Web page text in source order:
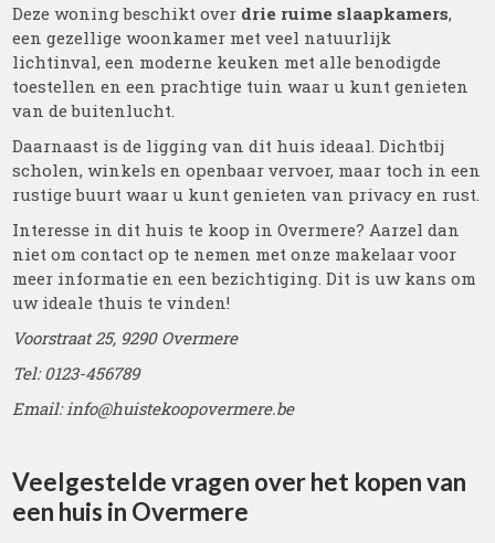
Deze woning beschikt over drie ruime slaapkamers,
een gezellige woonkamer met veel natuurlijk
lichtinval, een moderne keuken met alle benodigde
toestellen en een prachtige tuin waar u kunt genieten
van de buitenlucht.
Daarnaast is de ligging van dit huis ideaal. Dichtbij
scholen, winkels en openbaar vervoer, maar toch in een
rustige buurt waar u kunt genieten van privacy en rust.
Interesse in dit huis te koop in Overmere? Aarzel dan
niet om contact op te nemen met onze makelaar voor
meer informatie en een bezichtiging. Dit is uw kans om
uw ideale thuis te vinden!
Voorstraat 25, 9290 Overmere
Tel: 0123-456789
Email: info@huistekoopovermere.be
Veelgestelde vragen over het kopen van
een huis in Overmere